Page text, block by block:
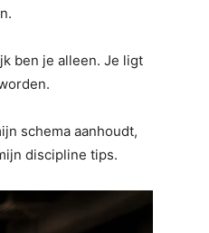
ben je alleen. Je ligt
schema aanhoudt,
discipline tips.